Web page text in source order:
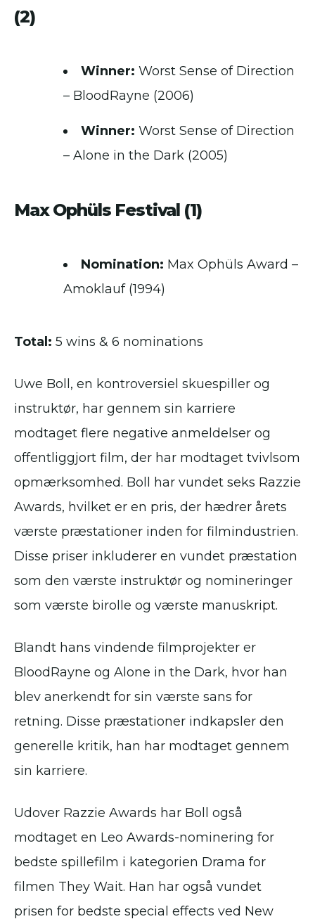
(2)
Winner: Worst Sense of Direction
– BloodRayne (2006)
Winner: Worst Sense of Direction
– Alone in the Dark (2005)
Max Ophüls Festival (1)
Nomination: Max Ophüls Award –
Amoklauf (1994)
Total: 5 wins & 6 nominations
Uwe Boll, en kontroversiel skuespiller og
instruktør, har gennem sin karriere
modtaget flere negative anmeldelser og
offentliggjort film, der har modtaget tvivlsom
opmærksomhed. Boll har vundet seks Razzie
Awards, hvilket er en pris, der hædrer årets
værste præstationer inden for filmindustrien.
Disse priser inkluderer en vundet præstation
som den værste instruktør og nomineringer
som værste birolle og værste manuskript.
Blandt hans vindende filmprojekter er
BloodRayne og Alone in the Dark, hvor han
blev anerkendt for sin værste sans for
retning. Disse præstationer indkapsler den
generelle kritik, han har modtaget gennem
sin karriere.
Udover Razzie Awards har Boll også
modtaget en Leo Awards-nominering for
bedste spillefilm i kategorien Drama for
filmen They Wait. Han har også vundet
prisen for bedste special effects ved New